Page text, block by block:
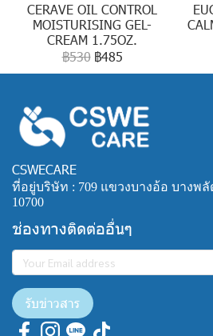
CERAVE OIL CONTROL
MOISTURISING GEL-
CREAM 1.75OZ.
฿530 ฿485
CSWECARE
ที่อยู่บริษัท : 709 แขวงบางอ้อ บางพ
10700
ช่องทางติดต่ออื่นๆ
รับข่าวสาร